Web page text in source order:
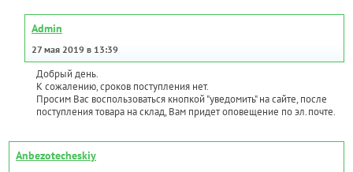
Admin
27 мая 2019 в 13:39
Добрый день.
К сожалению, сроков поступления нет.
Просим Вас воспользоваться кнопкой "уведомить" на сайте, после
поступления товара на склад, Вам придет оповещение по эл.почте.
Anbezotecheskiy